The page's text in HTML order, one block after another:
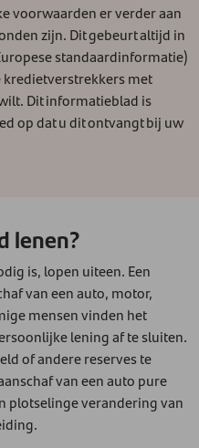
voorwaarden er verder aan
zijn. Dit gebeurt altijd in
standaardinformatie)
met
Dit informatieblad is
op dat u dit ontvangt bij uw
lenen?
is, lopen uiteen. Een
van een auto, motor,
mensen vinden het
lening af te sluiten.
of andere reserves te
van een auto pure
plotselinge verandering van